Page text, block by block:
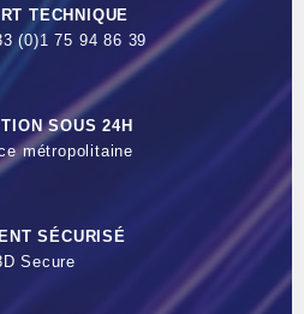
TECHNIQUE
(0)1 75 94 86 39
SOUS 24H
métropolitaine
SÉCURISÉ
Secure